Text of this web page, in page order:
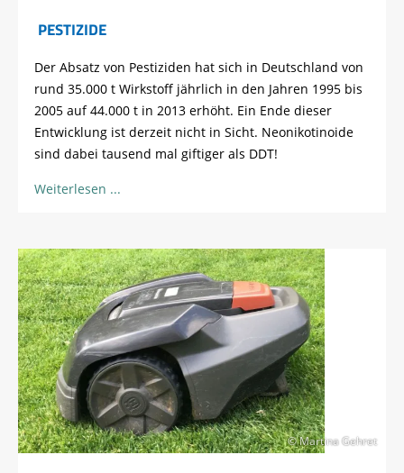
PESTIZIDE
Der Absatz von Pestiziden hat sich in Deutschland von
rund 35.000 t Wirkstoff jährlich in den Jahren 1995 bis
2005 auf 44.000 t in 2013 erhöht. Ein Ende dieser
Entwicklung ist derzeit nicht in Sicht. Neonikotinoide
sind dabei tausend mal giftiger als DDT!
Weiterlesen
© Martina Gehret